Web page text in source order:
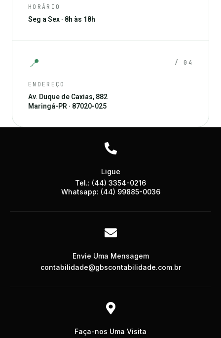
HORÁRIO
Seg a Sex · 8h às 18h
📍 / 04
ENDEREÇO
Av. Duque de Caxias, 882
Maringá-PR · 87020-025
Ligue
Tel.: (44) 3354-0216
Whatsapp: (44) 99885-0036
Envie Uma Mensagem
contabilidade@gbscontabilidade.com.br
Faça-nos Uma Visita